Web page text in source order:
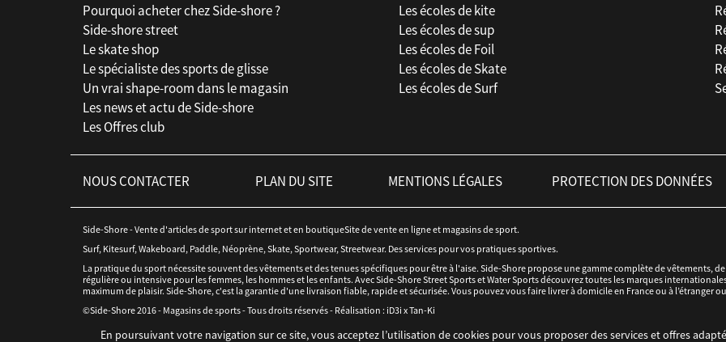
Pourquoi acheter chez Side-shore ?
Side-shore street
Le skate shop
Le spécialiste des sports de glisse
Un vrai shape-room dans le magasin
Les news et actu de Side-shore
Les Offres club
Les écoles de kite
Les écoles de sup
Les écoles de Foil
Les écoles de Skate
Les écoles de Surf
NOUS CONTACTER PLAN DU SITE MENTIONS LÉGALES PROTECTION DES DONNÉES
Side-Shore - Vente d'articles de sport sur internet et en boutiqueSite de vente en ligne et magasins de sport.
Surf, Kitesurf, Wakeboard, Paddle, Néoprène, Skate, Sportwear, Streetwear. Des services pour vos pratiques sportives.
La pratique du sport nécessite souvent des vêtements et des tenues spécifiques pour être à l'aise. Side-Shore propose une gamme complète de vêtements,
régulière ou intensive pour les femmes, les hommes et les enfants. Avec Side-Shore Street Sports et Water Sports découvrez toutes les marques
maximum de plaisir. Side-Shore, c'est la garantie d'une livraison fiable, rapide et sécurisée. Vous pouvez vous faire livrer à domicile en France ou à l’étranger
©Side-Shore 2016 - Magasins de sports - Tous droits réservés - Réalisation : iD3i xTan-Ki
En poursuivant votre navigation sur ce site, vous acceptez l’utilisation de cookies pour vous proposer des services et offres